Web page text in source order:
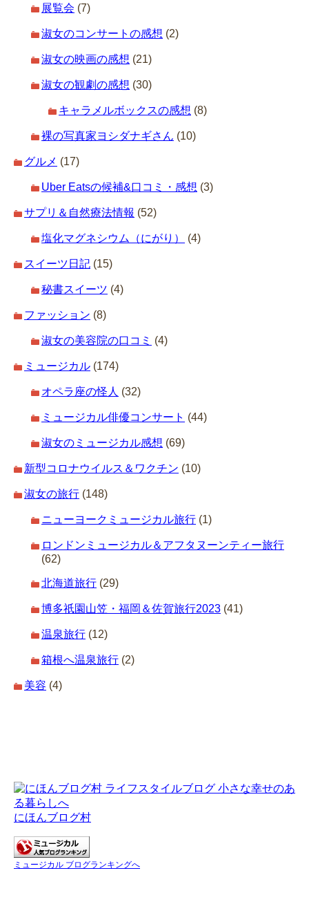
展覧会 (7)
淑女のコンサートの感想 (2)
淑女の映画の感想 (21)
淑女の観劇の感想 (30)
キャラメルボックスの感想 (8)
裸の写真家ヨシダナギさん (10)
グルメ (17)
Uber Eatsの候補&口コミ・感想 (3)
サプリ＆自然療法情報 (52)
塩化マグネシウム（にがり） (4)
スイーツ日記 (15)
秘書スイーツ (4)
ファッション (8)
淑女の美容院の口コミ (4)
ミュージカル (174)
オペラ座の怪人 (32)
ミュージカル俳優コンサート (44)
淑女のミュージカル感想 (69)
新型コロナウイルス＆ワクチン (10)
淑女の旅行 (148)
ニューヨークミュージカル旅行 (1)
ロンドンミュージカル＆アフタヌーンティー旅行
(62)
北海道旅行 (29)
博多祇園山笠・福岡＆佐賀旅行2023 (41)
温泉旅行 (12)
箱根へ温泉旅行 (2)
美容 (4)
にほんブログ村
ミュージカル ブログランキングへ